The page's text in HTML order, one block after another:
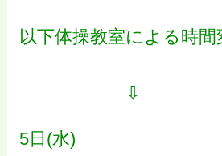
以下体操教室による時間
⇩
5日(水)